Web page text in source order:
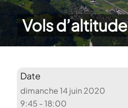
Vols d’altitude
Date
dimanche 14 juin 2020
9:45 - 18:00